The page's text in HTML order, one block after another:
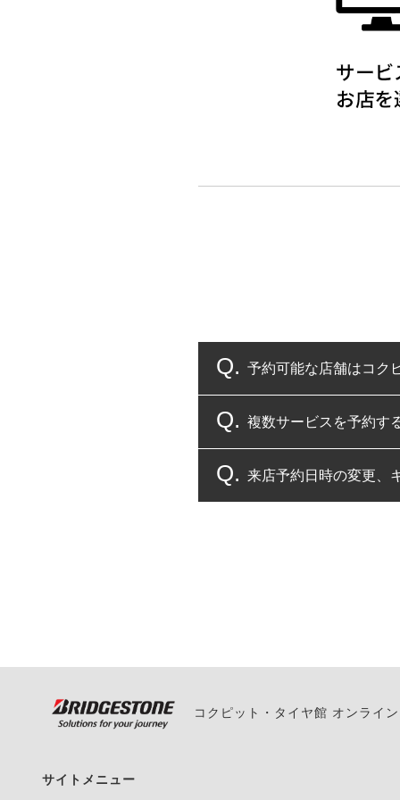
予約可能な店舗はコク
コクピット・タイヤ館
複数サービスを予約す
複数サービスのご予約
来店予約日時の変更、
また、やむを得ない
コクピット・タイヤ館 オンライ
サイトメニュー